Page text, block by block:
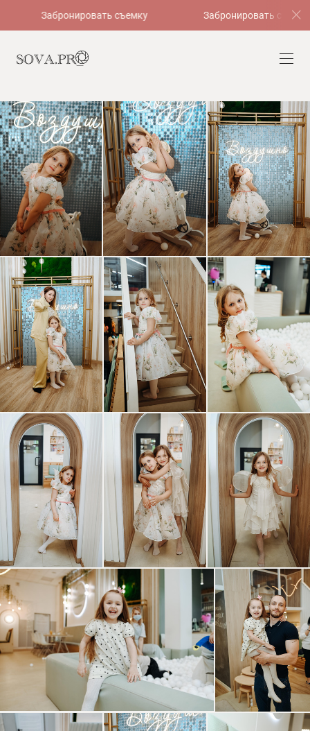
Забронировать съемку Забронировать съемку